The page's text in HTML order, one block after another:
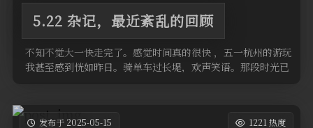
5.22 杂记，最近紊乱的回顾
不知不觉大一快走完了。感觉时间真的很快 ，五一杭州的游玩
我甚至感到恍如昨日。骑单车过长堤，欢声笑语。那段时光已
发布于 2025-05-15
1221 热度